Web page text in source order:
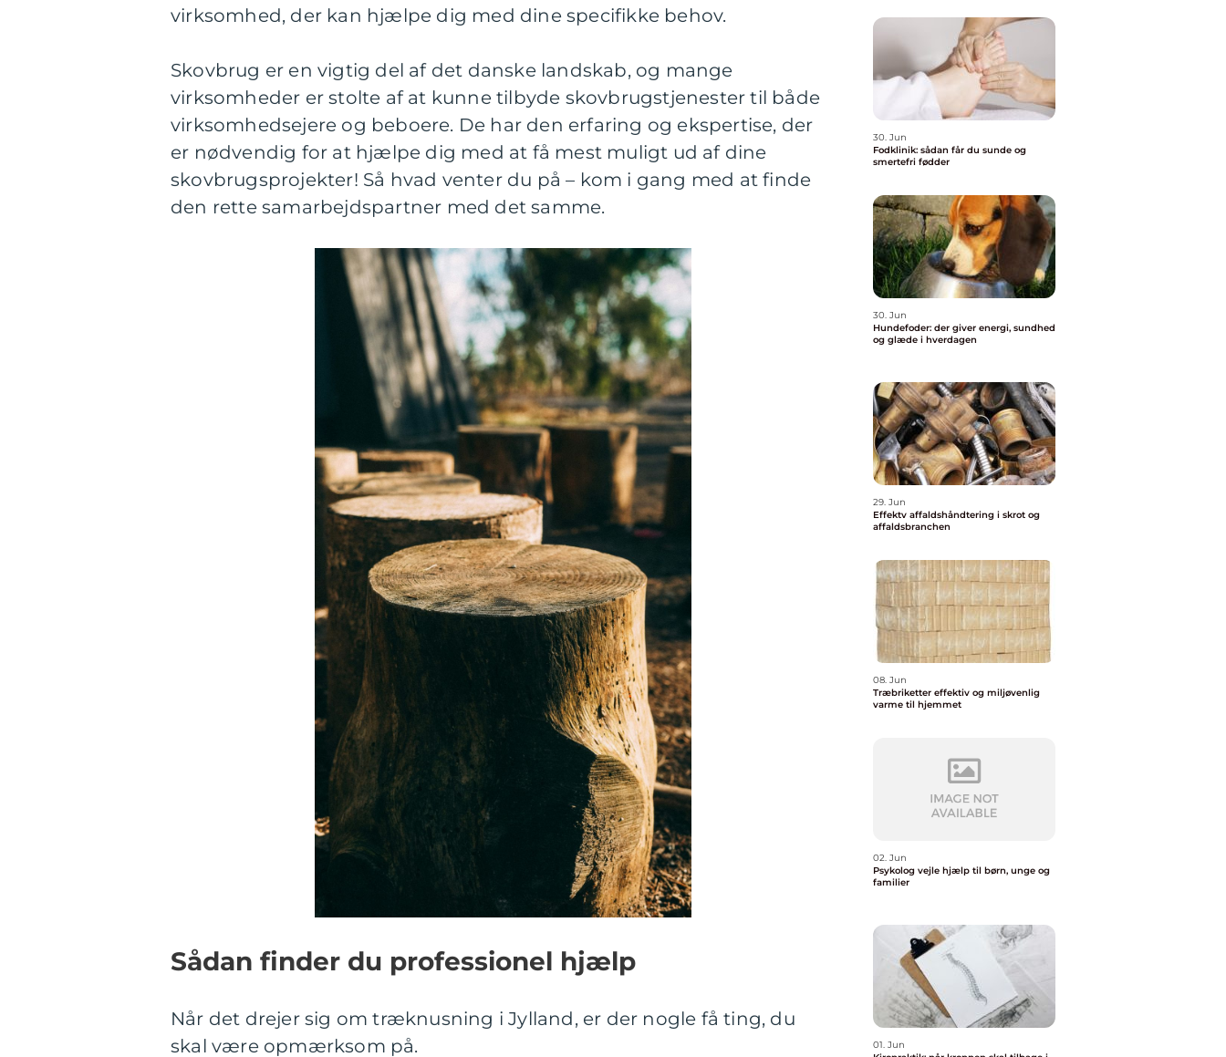
virksomhed, der kan hjælpe dig med dine specifikke behov.
Skovbrug er en vigtig del af det danske landskab, og mange
virksomheder er stolte af at kunne tilbyde skovbrugstjenester til både
virksomhedsejere og beboere. De har den erfaring og ekspertise, der
er nødvendig for at hjælpe dig med at få mest muligt ud af dine
skovbrugsprojekter! Så hvad venter du på – kom i gang med at finde
den rette samarbejdspartner med det samme.
Sådan finder du professionel hjælp
Når det drejer sig om træknusning i Jylland, er der nogle få ting, du
skal være opmærksom på.
30. Jun
Fodklinik: sådan får du sunde og
smertefri fødder
30. Jun
Hundefoder: der giver energi, sundhed
og glæde i hverdagen
29. Jun
Effektv affaldshåndtering i skrot og
affaldsbranchen
08. Jun
Træbriketter effektiv og miljøvenlig
varme til hjemmet
02. Jun
Psykolog vejle hjælp til børn, unge og
familier
01. Jun